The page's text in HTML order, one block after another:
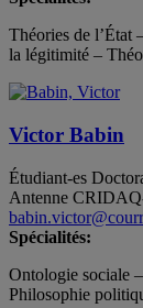
Théories de l’État
la légitimité –
Victor Babin
Étudiant-es
Antenne
Spécialités:
Ontologie sociale
Philosophie